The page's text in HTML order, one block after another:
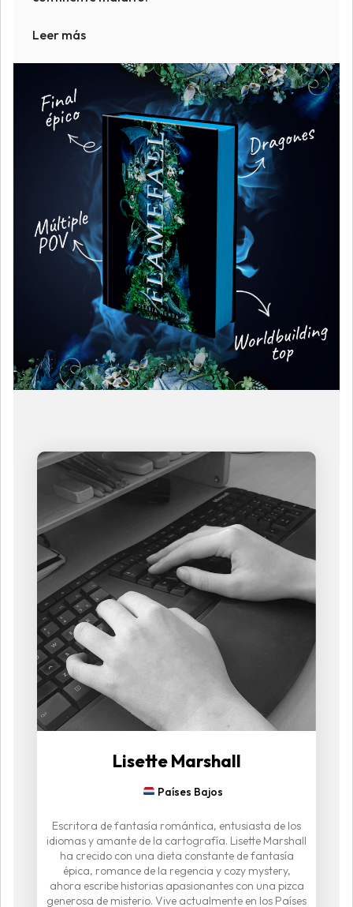
Leer más
Lisette Marshall
Países Bajos
Escritora de fantasía romántica, entusiasta de los
idiomas y amante de la cartografía. Lisette Marshall
ha crecido con una dieta constante de fantasía
épica, romance de la regencia y cozy mystery,
ahora escribe historias apasionantes con una pizca
generosa de misterio. Vive actualmente en los Países